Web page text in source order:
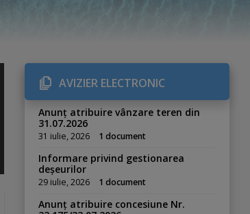
AVIZIER ELECTRONIC
Anunț atribuire vânzare teren din
31.07.2026
31 iulie, 2026 1 document
Informare privind gestionarea
deșeurilor
29 iulie, 2026 1 document
Anunț atribuire concesiune Nr.